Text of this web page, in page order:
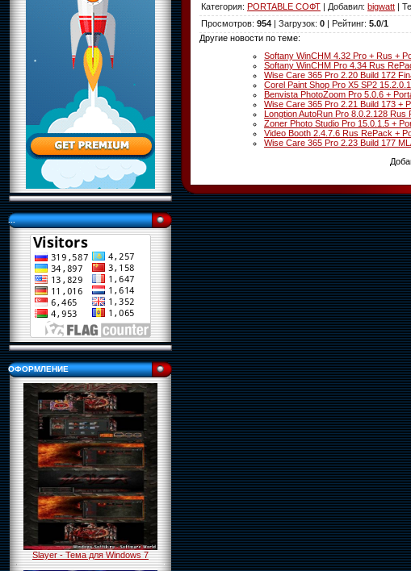
...
ОФОРМЛЕНИЕ
Slayer - Тема для Windows 7
Категория: PORTABLE СОФТ | Добавил: bigwatt |
Просмотров: 954 | Загрузок: 0 | Рейтинг: 5.0/1
Другие новости по теме:
Softany WinCHM 4.32 Pro + Rus +
Softany WinCHM Pro 4.34 Rus
Wise Care 365 Pro 2.20 Build 172
Corel Paint Shop Pro X5 SP2
Benvista PhotoZoom Pro 5.0.6 +
Wise Care 365 Pro 2.21 Build 173 +
Longtion AutoRun Pro 8.0.2.128
Zoner Photo Studio Pro 15.0.1.5 +
Video Booth 2.4.7.6 Rus RePack +
Wise Care 365 Pro 2.23 Build 177